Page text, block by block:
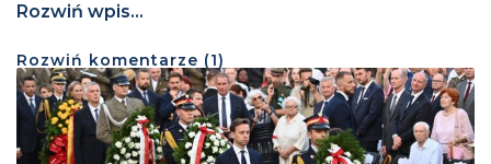
Rozwiń wpis...
Rozwiń komentarze (1)